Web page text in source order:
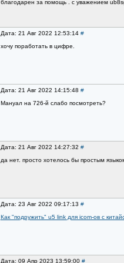
благодарен за помощь . с уважением
Дата: 21 Авг 2022 12:53:14 #
хочу поработать в цифре.
Дата: 21 Авг 2022 14:15:48 #
Мануал на 726-й слабо посмотреть?
Дата: 21 Авг 2022 14:27:32 #
да нет. просто хотелось бы простым
Дата: 23 Авг 2022 09:17:13 #
Как "подружить" u5 link для icom-ов с
Дата: 09 Апр 2023 13:59:00 #